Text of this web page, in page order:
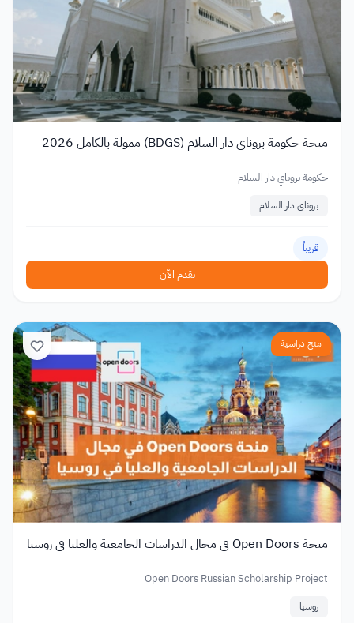
منحة حكومة بروناي دار السلام (BDGS) ممولة بالكامل 2026
حكومة بروناي دار السلام
بروناي دار السلام
قريباً
تقدم الآن
منح دراسية
منحة Open Doors في مجال الدراسات الجامعية والعليا في روسيا
Open Doors Russian Scholarship Project
روسيا